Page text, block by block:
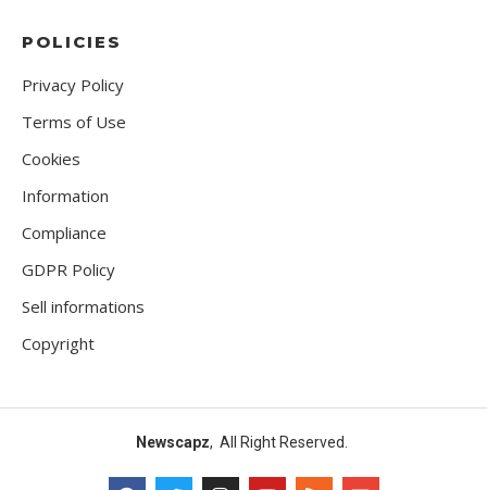
POLICIES
Privacy Policy
Terms of Use
Cookies
Information
Compliance
GDPR Policy
Sell informations
Copyright
Newscapz, All Right Reserved.